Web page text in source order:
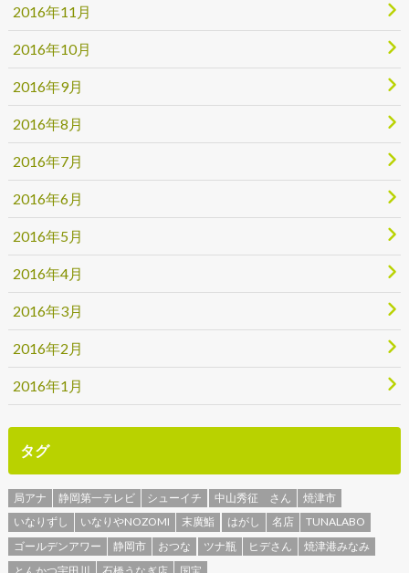
2016年11月
2016年10月
2016年9月
2016年8月
2016年7月
2016年6月
2016年5月
2016年4月
2016年3月
2016年2月
2016年1月
タグ
局アナ 静岡第一テレビ シューイチ 中山秀征 さん
焼津市
いなりずし
いなりやNOZOMI 末廣鮨 はがし 名店
TUNALABO
ゴールデンアワー
静岡市 おつな ツナ瓶 ヒデさん
焼津港みなみ